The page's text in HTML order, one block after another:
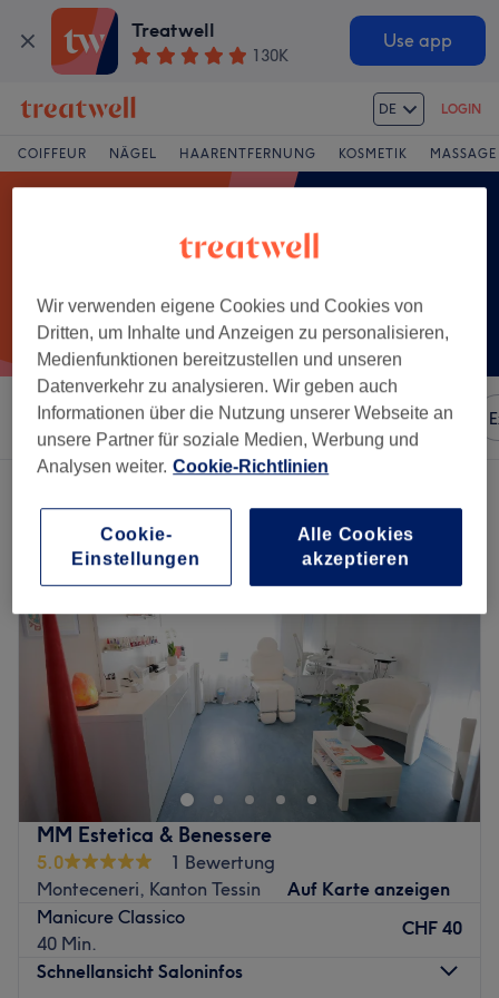
Treatwell
130K
Use app
DE LOGIN
COIFFEUR NÄGEL HAARENTFERNUNG KOSMETIK MASSAGE
Sortieren nach Besonderheiten Marken Salons
MM Estetica & Benessere
5.0
1 Bewertung
Monteceneri, Kanton Tessin
Auf Karte anzeigen
Manicure Classico
40 Min.
CHF 40
Schnellansicht Saloninfos
Wir verwenden eigene Cookies und Cookies von
Dritten, um Inhalte und Anzeigen zu personalisieren,
Medienfunktionen bereitzustellen und unseren
Datenverkehr zu analysieren. Wir geben auch
Informationen über die Nutzung unserer Webseite an
unsere Partner für soziale Medien, Werbung und
Analysen weiter. Cookie-Richtlinien
Alle Cookies
akzeptieren
Cookie-
Einstellungen